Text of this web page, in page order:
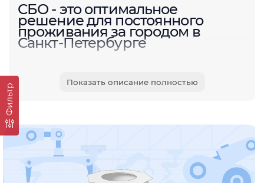
Фильтр
СБО - это оптимальное
решение для постоянного
проживания за городом в
Санкт-Петербурге
С его помощью стало возможным жить за городом без
максимально комфортным и простым.
Сегодня о неудобствах в загородном доме можно
забыть. Станция биологической очистки решит бытовые
проблемы и позаботится об экологической
безопасности вашего участка.
Показать описание полностью